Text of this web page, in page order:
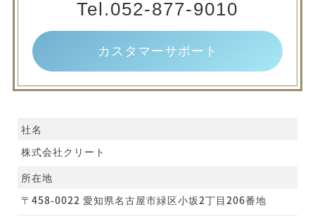
Tel.052-877-9010
カスタマーサポート
社名
株式会社クリート
所在地
〒458-0022 愛知県名古屋市緑区小坂2丁目206番地